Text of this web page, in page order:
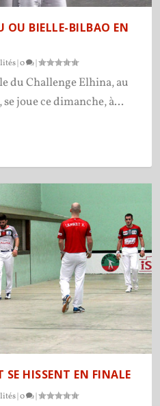
OU BIELLE-BILBAO EN
|0 |
du Challenge Elhina, au
joue ce dimanche, à...
HISSENT EN FINALE
|0 |